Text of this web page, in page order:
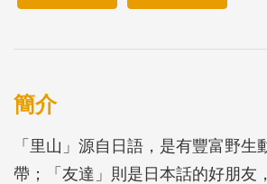
簡介
「里山」源自日語，是有豐富野生
帶；「友達」則是日本話的好朋友